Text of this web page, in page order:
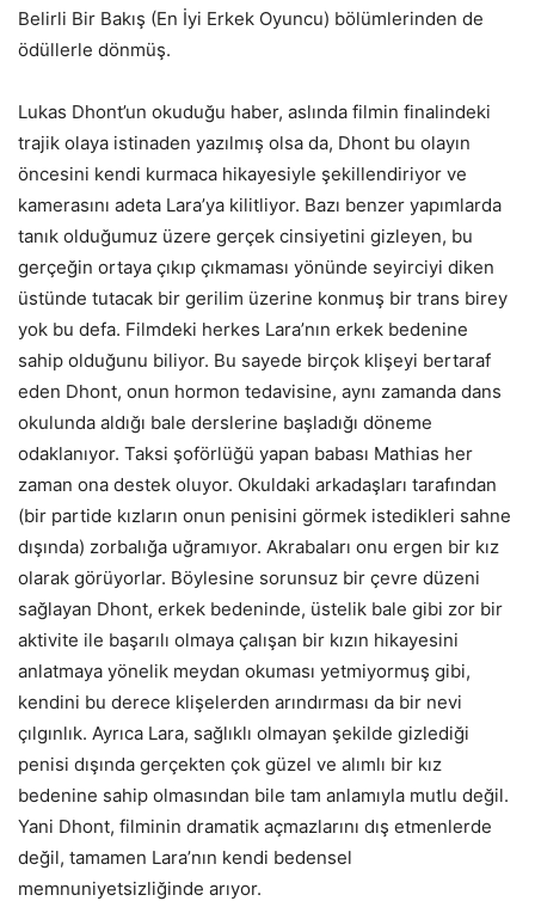
Belirli Bir Bakış (En İyi Erkek Oyuncu) bölümlerinden de
ödüllerle dönmüş.
Lukas Dhont’un okuduğu haber, aslında filmin finalindeki
trajik olaya istinaden yazılmış olsa da, Dhont bu olayın
öncesini kendi kurmaca hikayesiyle şekillendiriyor ve
kamerasını adeta Lara’ya kilitliyor. Bazı benzer yapımlarda
tanık olduğumuz üzere gerçek cinsiyetini gizleyen, bu
gerçeğin ortaya çıkıp çıkmaması yönünde seyirciyi diken
üstünde tutacak bir gerilim üzerine konmuş bir trans birey
yok bu defa. Filmdeki herkes Lara’nın erkek bedenine
sahip olduğunu biliyor. Bu sayede birçok klişeyi bertaraf
eden Dhont, onun hormon tedavisine, aynı zamanda dans
okulunda aldığı bale derslerine başladığı döneme
odaklanıyor. Taksi şoförlüğü yapan babası Mathias her
zaman ona destek oluyor. Okuldaki arkadaşları tarafından
(bir partide kızların onun penisini görmek istedikleri sahne
dışında) zorbalığa uğramıyor. Akrabaları onu ergen bir kız
olarak görüyorlar. Böylesine sorunsuz bir çevre düzeni
sağlayan Dhont, erkek bedeninde, üstelik bale gibi zor bir
aktivite ile başarılı olmaya çalışan bir kızın hikayesini
anlatmaya yönelik meydan okuması yetmiyormuş gibi,
kendini bu derece klişelerden arındırması da bir nevi
çılgınlık. Ayrıca Lara, sağlıklı olmayan şekilde gizlediği
penisi dışında gerçekten çok güzel ve alımlı bir kız
bedenine sahip olmasından bile tam anlamıyla mutlu değil.
Yani Dhont, filminin dramatik açmazlarını dış etmenlerde
değil, tamamen Lara’nın kendi bedensel
memnuniyetsizliğinde arıyor.